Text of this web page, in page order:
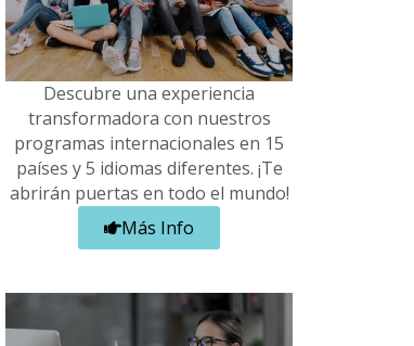
Descubre una experiencia
transformadora con nuestros
programas internacionales en 15
países y 5 idiomas diferentes. ¡Te
abrirán puertas en todo el mundo!
Más Info